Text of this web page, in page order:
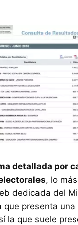
detallada por
, lo
dedicada del
que presenta
la que suele